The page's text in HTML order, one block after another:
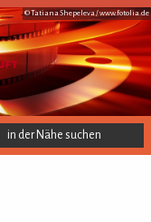
© Tatiana Shepeleva /www.fotolia.de